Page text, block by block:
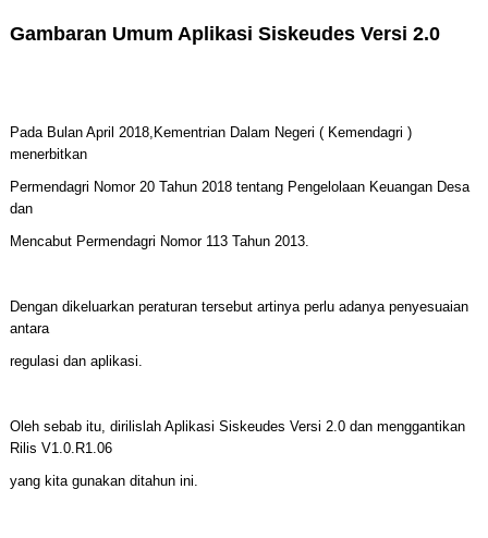
Gambaran Umum Aplikasi Siskeudes Versi 2.0
Pada Bulan April 2018,Kementrian Dalam Negeri ( Kemendagri )
menerbitkan
Permendagri Nomor 20 Tahun 2018 tentang Pengelolaan Keuangan Desa
dan
Mencabut Permendagri Nomor 113 Tahun 2013.
Dengan dikeluarkan peraturan tersebut artinya perlu adanya penyesuaian
antara
regulasi dan aplikasi.
Oleh sebab itu, dirilislah Aplikasi Siskeudes Versi 2.0 dan menggantikan
Rilis V1.0.R1.06
yang kita gunakan ditahun ini.